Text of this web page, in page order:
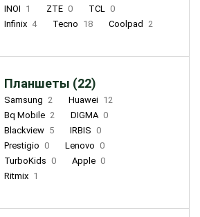
INOI 1 ZTE 0 TCL 0
Infinix 4 Tecno 18 Coolpad 2
Планшеты (22)
Samsung 2 Huawei 12
Bq Mobile 2 DIGMA 0
Blackview 5 IRBIS 0
Prestigio 0 Lenovo 0
TurboKids 0 Apple 0
Ritmix 1